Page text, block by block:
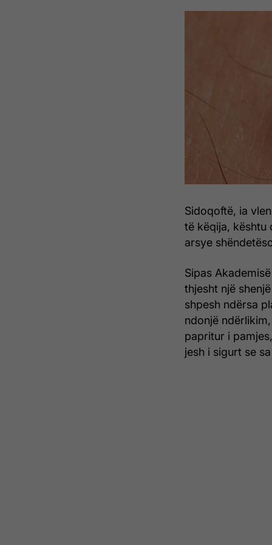
Sidoqoftë, ia
të këqija, kështu
arsye
Sipas
thjesht një
shpesh ndërsa
ndonjë
papritur i
jesh i sigurt se